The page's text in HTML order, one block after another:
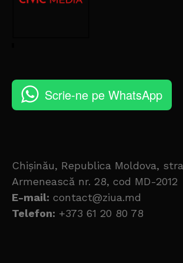
Scrie-ne pe WhatsApp
Chișinău, Republica Moldova,
Armenească nr. 28, cod MD-2012
E-mail: contact@ziua.md
Telefon: +373 61 20 80 78